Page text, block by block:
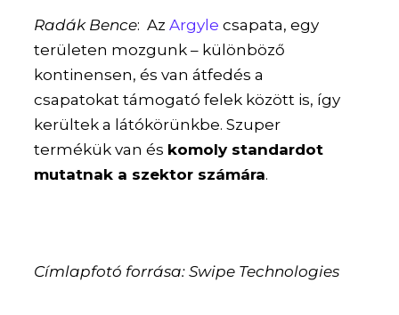
Radák Bence: AzArgyle csapata, egy
területen mozgunk – különböző
kontinensen, és van átfedés a
csapatokat támogató felek között is, így
kerültek a látókörünkbe. Szuper
termékük van és komoly standardot
mutatnak a szektor számára.
Címlapfotó forrása: Swipe Technologies